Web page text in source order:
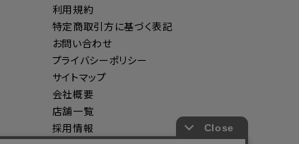
利用規約
特定商取引方に基づく表記
お問い合わせ
プライバシーポリシー
サイトマップ
会社概要
店舗一覧
採用情報